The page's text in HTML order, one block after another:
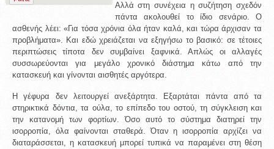
Αλλά στη συνέχεια η συζήτηση σχεδόν
πάντα ακολουθεί το ίδιο σενάριο. Ο
ασθενής λέει: «Για τόσα χρόνια όλα ήταν καλά, και τώρα άρχισαν τα
προβλήματα». Και εδώ χρειάζεται να εξηγήσω το βασικό: σε τέτοιες
περιπτώσεις τίποτα δεν συμβαίνει ξαφνικά. Απλώς οι αλλαγές
συσσωρεύονται για μεγάλο χρονικό διάστημα κάτω από την
κατασκευή και γίνονται αισθητές αργότερα.
Η γέφυρα δεν λειτουργεί ανεξάρτητα. Εξαρτάται πάντα από τα
στηρικτικά δόντια, τα ούλα, το επίπεδο του οστού, τη σύγκλειση και
την κατανομή των φορτίων. Όσο αυτό το σύστημα διατηρεί την
ισορροπία, όλα φαίνονται σταθερά. Όταν η ισορροπία αρχίζει να
διαταράσσεται, η κατασκευή μπορεί τυπικά να παραμένει στη θέση